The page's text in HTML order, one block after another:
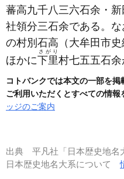
蕃高九千八三六石余・
社領分三石余である。
の村別石高 （大牟田市史
ほかに下里
さがり
村七五五石余
コトバンクでは本文の一部を
ご利用いただくとすべての情報
ッジのご案内
出典 平凡社「日本歴史地名
日本歴史地名大系について